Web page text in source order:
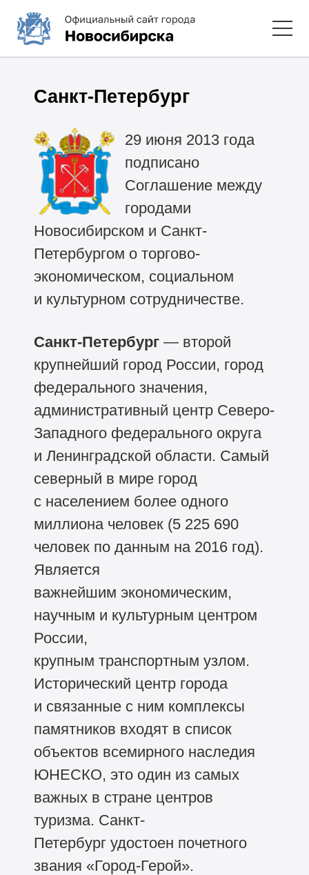
Санкт-Петербург
29 июня 2013 года
подписано
Соглашение между
городами
Новосибирском и Санкт-
Петербургом о торгово-
экономическом, социальном
и культурном сотрудничестве.
Санкт-Петербург— второй
крупнейший город России, город
федерального значения,
административный центр Северо-
Западного федерального округа
и Ленинградской области. Самый
северный в мире город
с населением более одного
миллиона человек (5 225 690
человек по данным на 2016 год).
Является
важнейшим экономическим,
научным и культурным центром
России,
крупным транспортным узлом.
Исторический центр города
и связанные с ним комплексы
памятников входят в список
объектов всемирного наследия
ЮНЕСКО, это один из самых
важных в стране центров
туризма. Санкт-
Петербург удостоен почетного
звания «Город-Герой».